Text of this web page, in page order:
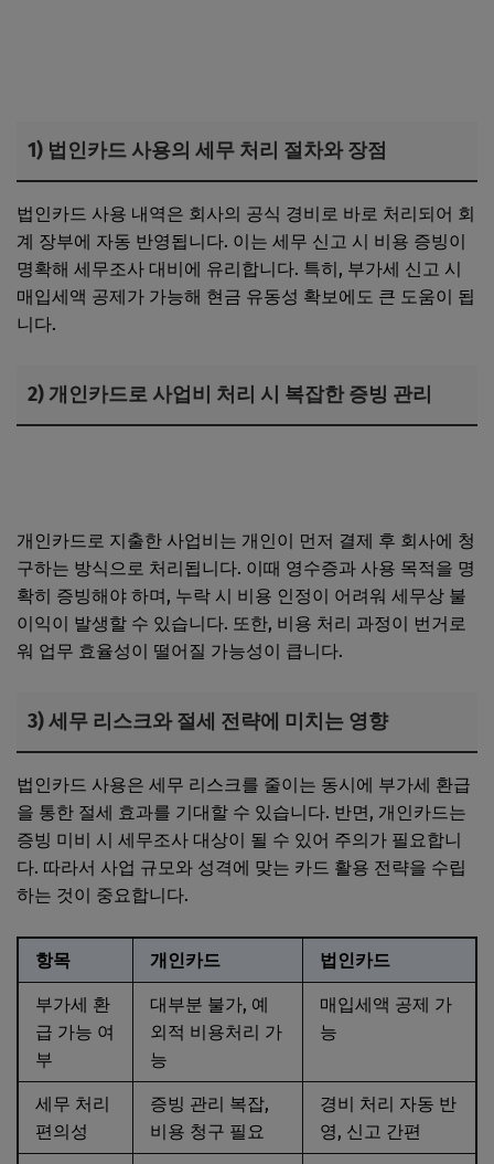
1) 법인카드 사용의 세무 처리 절차와 장점
법인카드 사용 내역은 회사의 공식 경비로 바로 처리되어 회
계 장부에 자동 반영됩니다. 이는 세무 신고 시 비용 증빙이
명확해 세무조사 대비에 유리합니다. 특히, 부가세 신고 시
매입세액 공제가 가능해 현금 유동성 확보에도 큰 도움이 됩
니다.
2) 개인카드로 사업비 처리 시 복잡한 증빙 관리
개인카드로 지출한 사업비는 개인이 먼저 결제 후 회사에 청
구하는 방식으로 처리됩니다. 이때 영수증과 사용 목적을 명
확히 증빙해야 하며, 누락 시 비용 인정이 어려워 세무상 불
이익이 발생할 수 있습니다. 또한, 비용 처리 과정이 번거로
워 업무 효율성이 떨어질 가능성이 큽니다.
3) 세무 리스크와 절세 전략에 미치는 영향
법인카드 사용은 세무 리스크를 줄이는 동시에 부가세 환급
을 통한 절세 효과를 기대할 수 있습니다. 반면, 개인카드는
증빙 미비 시 세무조사 대상이 될 수 있어 주의가 필요합니
다. 따라서 사업 규모와 성격에 맞는 카드 활용 전략을 수립
하는 것이 중요합니다.
항목 개인카드 법인카드
부가세 환
급 가능 여
부
대부분 불가, 예
외적 비용처리 가
능
매입세액 공제 가
능
세무 처리
편의성
증빙 관리 복잡,
비용 청구 필요
경비 처리 자동 반
영, 신고 간편